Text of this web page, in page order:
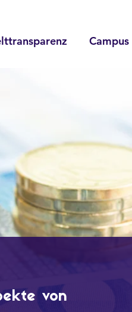
Campus
von